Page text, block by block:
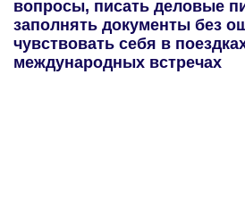
Разработка сайта